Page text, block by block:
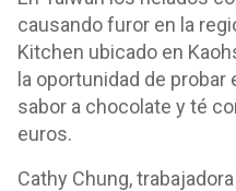
causando furor en la
Kitchen ubicado en
la oportunidad de
sabor a chocolate y té
euros.
Cathy Chung,